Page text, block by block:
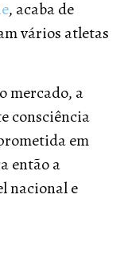
, acaba de
vários atletas
mercado, a
consciência
em
então a
nacional e